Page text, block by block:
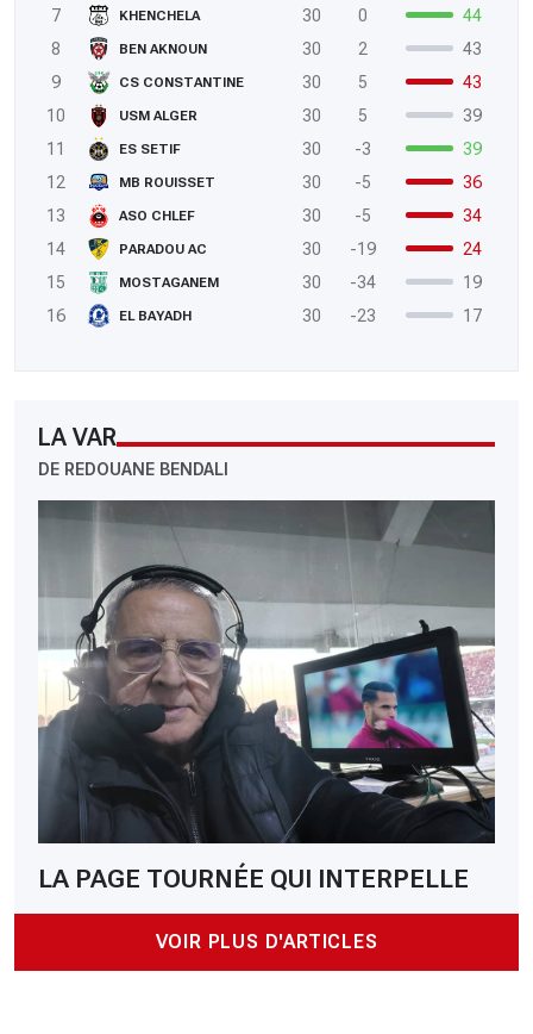
7 KHENCHELA 30 0
44
8
BEN AKNOUN 30 2
43
9
CS CONSTANTINE 30 5
43
10
USM ALGER 30 5
39
11
ES SETIF 30 -3
39
12
MB ROUISSET 30 -5
36
13
ASO CHLEF 30 -5
34
14
PARADOU AC 30 -19
24
15
MOSTAGANEM 30 -34
19
16
EL BAYADH 30 -23 17
LA VAR
DE REDOUANE BENDALI
LA PAGE TOURNÉE QUI INTERPELLE
VOIR PLUS D'ARTICLES